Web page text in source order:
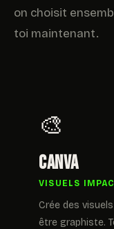
on choisit
toi maintenant.
🎨
Canva
VISUELS
Crée des
être graphiste.